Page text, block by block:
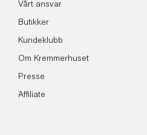
Vårt ansvar
Butikker
Kundeklubb
Om Kremmerhuset
Presse
Affiliate